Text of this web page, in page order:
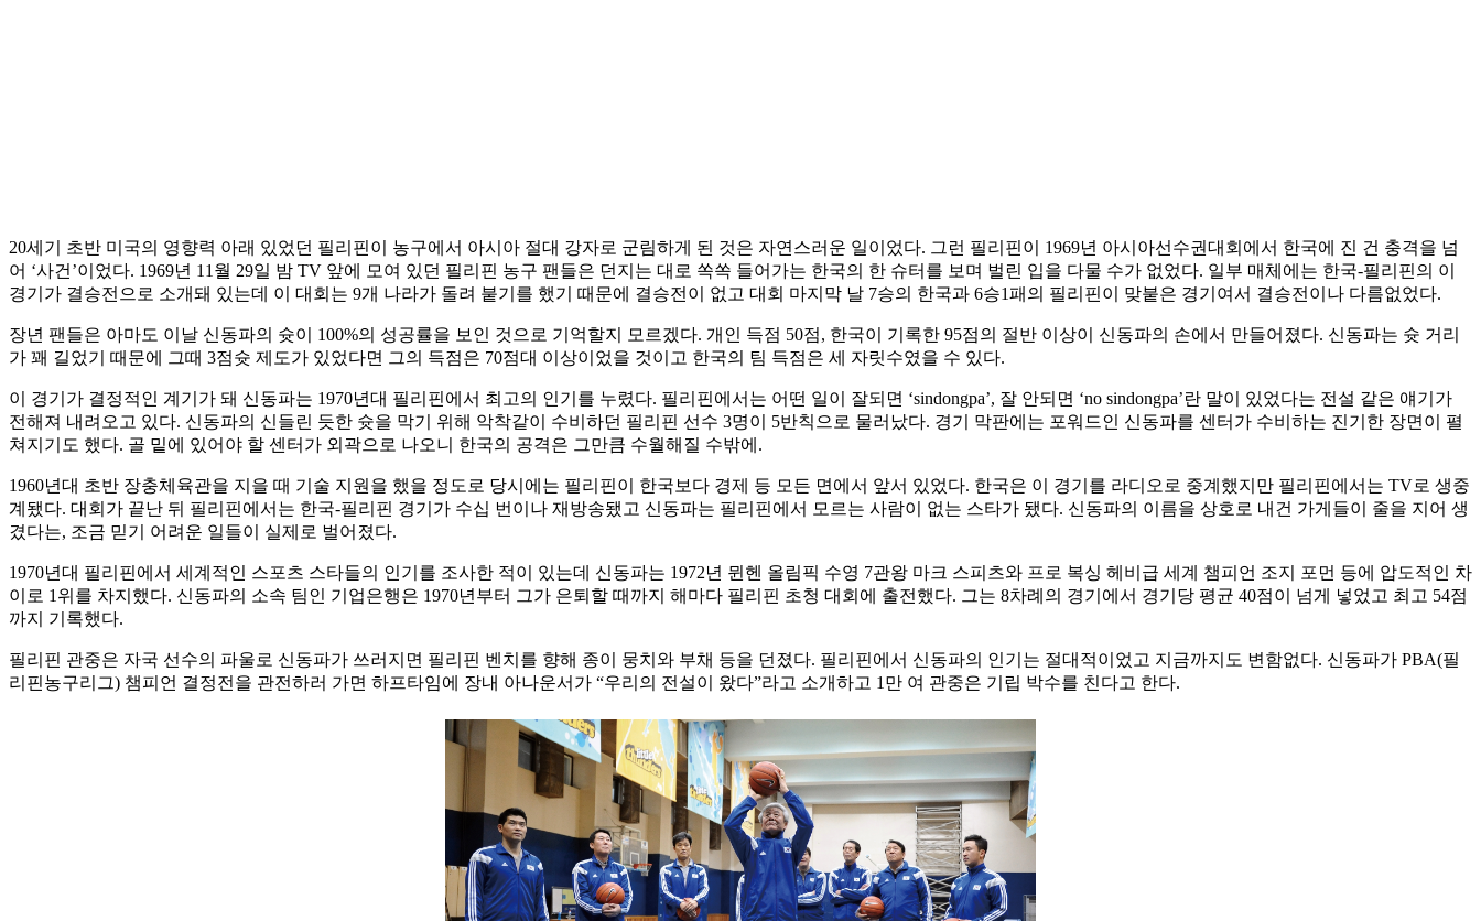
20세기 초반 미국의 영향력 아래 있었던 필리핀이 농구에서 아시아 절대 강자로 군림하게 된 것은 자연스러운 일이었다. 그런 필리핀이 1969년 아시아선수권대회에서 한국에 진 건 충격을 넘
어 ‘사건’이었다. 1969년 11월 29일 밤 TV 앞에 모여 있던 필리핀 농구 팬들은 던지는 대로 쏙쏙 들어가는 한국의 한 슈터를 보며 벌린 입을 다물 수가 없었다. 일부 매체에는 한국-필리핀의 이
경기가 결승전으로 소개돼 있는데 이 대회는 9개 나라가 돌려 붙기를 했기 때문에 결승전이 없고 대회 마지막 날 7승의 한국과 6승1패의 필리핀이 맞붙은 경기여서 결승전이나 다름없었다.
장년 팬들은 아마도 이날 신동파의 슛이 100%의 성공률을 보인 것으로 기억할지 모르겠다. 개인 득점 50점, 한국이 기록한 95점의 절반 이상이 신동파의 손에서 만들어졌다. 신동파는 슛 거리
가 꽤 길었기 때문에 그때 3점슛 제도가 있었다면 그의 득점은 70점대 이상이었을 것이고 한국의 팀 득점은 세 자릿수였을 수 있다.
이 경기가 결정적인 계기가 돼 신동파는 1970년대 필리핀에서 최고의 인기를 누렸다. 필리핀에서는 어떤 일이 잘되면 ‘sindongpa’, 잘 안되면 ‘no sindongpa’란 말이 있었다는 전설 같은 얘기가
전해져 내려오고 있다. 신동파의 신들린 듯한 슛을 막기 위해 악착같이 수비하던 필리핀 선수 3명이 5반칙으로 물러났다. 경기 막판에는 포워드인 신동파를 센터가 수비하는 진기한 장면이 펼
쳐지기도 했다. 골 밑에 있어야 할 센터가 외곽으로 나오니 한국의 공격은 그만큼 수월해질 수밖에.
1960년대 초반 장충체육관을 지을 때 기술 지원을 했을 정도로 당시에는 필리핀이 한국보다 경제 등 모든 면에서 앞서 있었다. 한국은 이 경기를 라디오로 중계했지만 필리핀에서는 TV로 생중
계됐다. 대회가 끝난 뒤 필리핀에서는 한국-필리핀 경기가 수십 번이나 재방송됐고 신동파는 필리핀에서 모르는 사람이 없는 스타가 됐다. 신동파의 이름을 상호로 내건 가게들이 줄을 지어 생
겼다는, 조금 믿기 어려운 일들이 실제로 벌어졌다.
1970년대 필리핀에서 세계적인 스포츠 스타들의 인기를 조사한 적이 있는데 신동파는 1972년 뮌헨 올림픽 수영 7관왕 마크 스피츠와 프로 복싱 헤비급 세계 챔피언 조지 포먼 등에 압도적인 차
이로 1위를 차지했다. 신동파의 소속 팀인 기업은행은 1970년부터 그가 은퇴할 때까지 해마다 필리핀 초청 대회에 출전했다. 그는 8차례의 경기에서 경기당 평균 40점이 넘게 넣었고 최고 54점
까지 기록했다.
필리핀 관중은 자국 선수의 파울로 신동파가 쓰러지면 필리핀 벤치를 향해 종이 뭉치와 부채 등을 던졌다. 필리핀에서 신동파의 인기는 절대적이었고 지금까지도 변함없다. 신동파가 PBA(필
리핀농구리그) 챔피언 결정전을 관전하러 가면 하프타임에 장내 아나운서가 “우리의 전설이 왔다”라고 소개하고 1만 여 관중은 기립 박수를 친다고 한다.